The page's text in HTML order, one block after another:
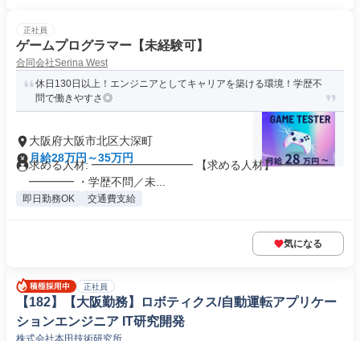
正社員
ゲームプログラマー【未経験可】
合同会社Serina West
休日130日以上！エンジニアとしてキャリアを築ける環境！学歴不
問で働きやすさ◎
大阪府大阪市北区大深町
月給28万円～35万円
求める人材: ━━━━━━━━━ 【求める人材】 ━━━━━
━━━━ ・学歴不問／未...
即日勤務OK 交通費支給
気になる
正社員
【182】【大阪勤務】ロボティクス/自動運転アプリケー
ションエンジニア IT研究開発
株式会社本田技術研究所